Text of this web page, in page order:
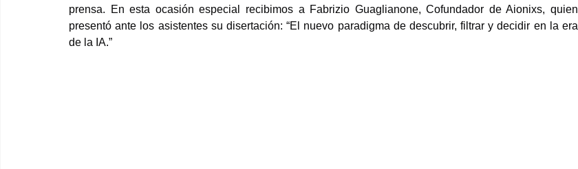
prensa. En esta ocasión especial recibimos a Fabrizio Guaglianone, Cofundador de Aionixs, quien
presentó ante los asistentes su disertación: “El nuevo paradigma de descubrir, filtrar y decidir en la era
de la IA.”